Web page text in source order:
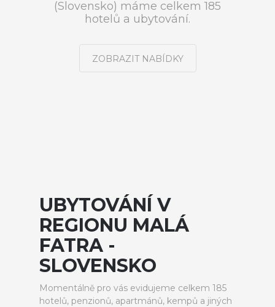
(Slovensko) máme celkem 185
hotelů a ubytování.
ZOBRAZIT NABÍDKY
UBYTOVÁNÍ V
REGIONU MALÁ
FATRA -
SLOVENSKO
Momentálně pro vás evidujeme celkem 185
hotelů, penzionů, apartmánů, kempů a jiných